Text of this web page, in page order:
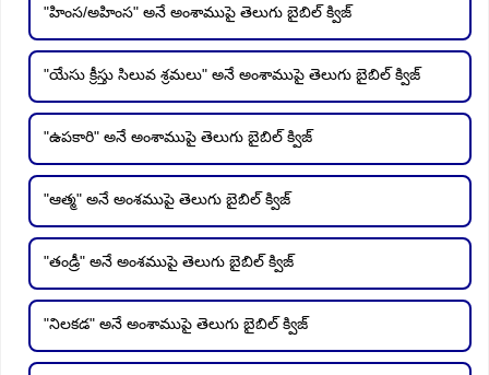
"హింస/అహింస" అనే అంశాముపై తెలుగు బైబిల్ క్విజ్
"యేసు క్రీస్తు సిలువ శ్రమలు" అనే అంశాముపై తెలుగు బైబిల్ క్విజ్
"ఉపకారి" అనే అంశాముపై తెలుగు బైబిల్ క్విజ్
"ఆత్మ" అనే అంశముపై తెలుగు బైబిల్ క్విజ్
"తండ్రీ" అనే అంశముపై తెలుగు బైబిల్ క్విజ్
"నిలకడ" అనే అంశాముపై తెలుగు బైబిల్ క్విజ్